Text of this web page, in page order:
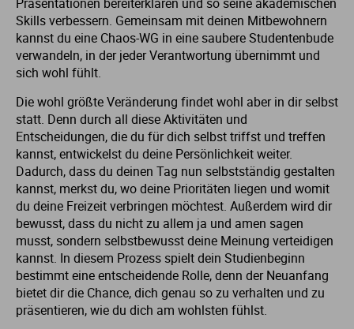
Skills verbessern. Gemeinsam mit deinen Mitbewohnern
kannst du eine Chaos-WG in eine saubere Studentenbude
verwandeln, in der jeder Verantwortung übernimmt und
sich wohl fühlt.
Die wohl größte Veränderung findet wohl aber in dir selbst
statt. Denn durch all diese Aktivitäten und
Entscheidungen, die du für dich selbst triffst und treffen
kannst, entwickelst du deine Persönlichkeit weiter.
Dadurch, dass du deinen Tag nun selbstständig gestalten
kannst, merkst du, wo deine Prioritäten liegen und womit
du deine Freizeit verbringen möchtest. Außerdem wird dir
bewusst, dass du nicht zu allem ja und amen sagen
musst, sondern selbstbewusst deine Meinung verteidigen
kannst. In diesem Prozess spielt dein Studienbeginn
bestimmt eine entscheidende Rolle, denn der Neuanfang
bietet dir die Chance, dich genau so zu verhalten und zu
präsentieren, wie du dich am wohlsten fühlst.